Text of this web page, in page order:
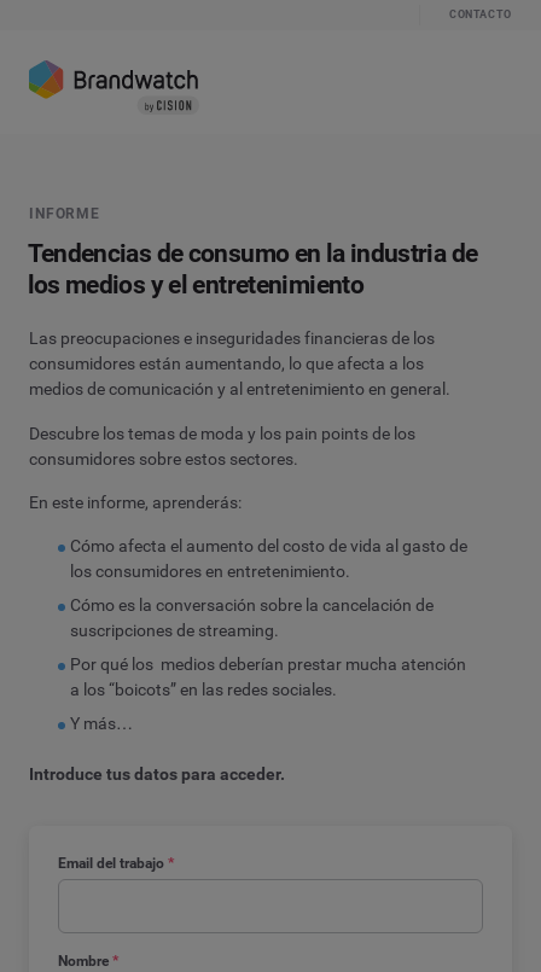
CONTACTO
Email del trabajo *
Nombre *
INFORME
Tendencias de consumo en la industria de
los medios y el entretenimiento
Las preocupaciones e inseguridades financieras de los
consumidores están aumentando, lo que afecta a los
medios de comunicación y al entretenimiento en general.
Descubre los temas de moda y los pain points de los
consumidores sobre estos sectores.
En este informe, aprenderás:
Cómo afecta el aumento del costo de vida al gasto de
los consumidores en entretenimiento.
Cómo es la conversación sobre la cancelación de
suscripciones de streaming.
Por qué los medios deberían prestar mucha atención
a los “boicots” en las redes sociales.
Y más…
Introduce tus datos para acceder.